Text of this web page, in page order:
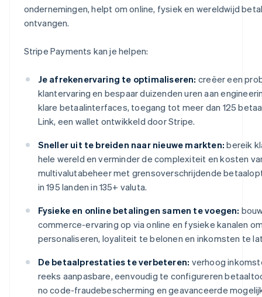
ondernemingen, helpt om online, fysiek en wereldwijd
ontvangen.
Stripe Payments kan je helpen:
Je afrekenervaring te optimaliseren: creëer een
klantervaring en bespaar duizenden uren aan
klare betaalinterfaces, toegang tot meer dan 125
Link, een wallet ontwikkeld door Stripe.
Sneller uit te breiden naar nieuwe markten: bereik
hele wereld en verminder de complexiteit en kosten
multivalutabeheer met grensoverschrijdende
in 195 landen in 135+ valuta.
Fysieke en online betalingen samen te voegen:
commerce-ervaring op via online en fysieke kanalen
personaliseren, loyaliteit te belonen en inkomsten te
De betaalprestaties te verbeteren: verhoog
reeks aanpasbare, eenvoudig te configureren
no code-fraudebescherming en geavanceerde